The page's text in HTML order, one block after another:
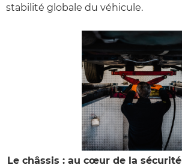
stabilité globale du véhicule.
Le châssis : au cœur de la sécurité